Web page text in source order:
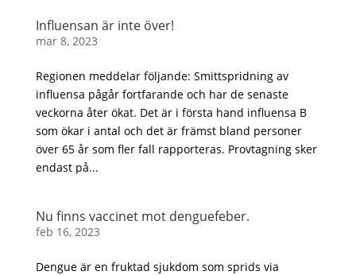
Influensan är inte över!
mar 8, 2023
Regionen meddelar följande: Smittspridning av
influensa pågår fortfarande och har de senaste
veckorna åter ökat. Det är i första hand influensa B
som ökar i antal och det är främst bland personer
över 65 år som fler fall rapporteras. Provtagning sker
endast på...
Nu finns vaccinet mot denguefeber.
feb 16, 2023
Dengue är en fruktad sjukdom som sprids via